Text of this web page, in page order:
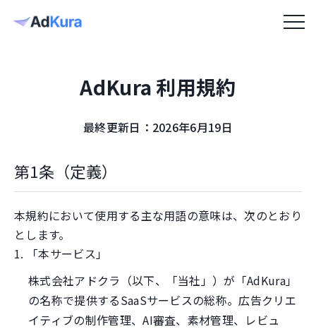
AdKura 利用規約
最終更新日：2026年6月19日
第1条（定義）
本規約において使用する主な用語の意味は、次のとおり
とします。
1. 「本サービス」
株式会社アドクラ（以下、「当社」）が「AdKura」
の名称で提供するSaaSサービスの総称。広告クリエ
イティブの制作管理、AI審査、素材管理、レビュ